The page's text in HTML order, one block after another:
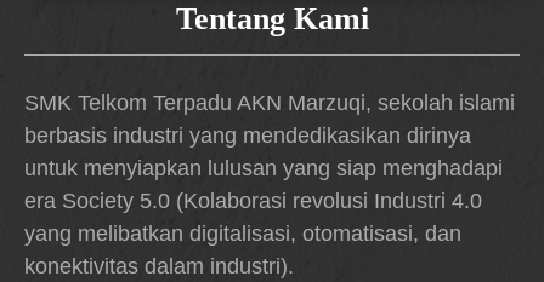
Tentang Kami
SMK Telkom Terpadu AKN Marzuqi, sekolah islami
berbasis industri yang mendedikasikan dirinya
untuk menyiapkan lulusan yang siap menghadapi
era Society 5.0 (Kolaborasi revolusi Industri 4.0
yang melibatkan digitalisasi, otomatisasi, dan
konektivitas dalam industri).